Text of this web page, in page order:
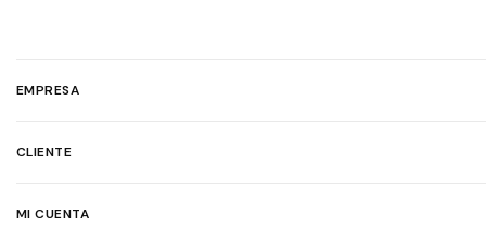
EMPRESA
CLIENTE
MI CUENTA